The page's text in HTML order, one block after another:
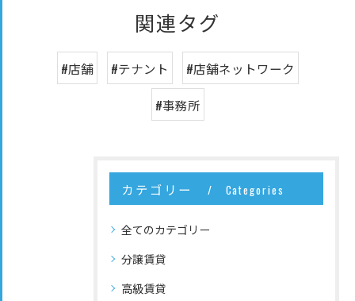
関連タグ
#店舗 #テナント
#店舗ネットワーク
#事務所
カテゴリー Categories
全てのカテゴリー
分譲賃貸
高級賃貸